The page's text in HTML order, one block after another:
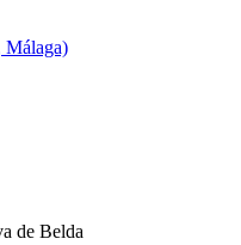
Málaga)
de Belda